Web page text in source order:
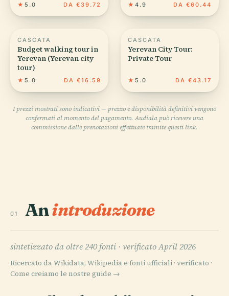
★ 5.0 DA €39.72 ★ 4.9 DA €60.44
CASCATA
Budget walking tour in
Yerevan (Yerevan city
tour)
★ 5.0 DA €16.59
CASCATA
Yerevan City Tour:
Private Tour
★ 5.0 DA €43.17
I prezzi mostrati sono indicativi — prezzo e disponibilità definitivi vengono
confermati al momento del pagamento. Audiala può ricevere una
commissione dalle prenotazioni effettuate tramite questi link.
01 Anintroduzione
sintetizzato da oltre 240 fonti · verificato April 2026
Ricercato da Wikidata, Wikipedia e fonti ufficiali · verificato ·
Come creiamo le nostre guide →